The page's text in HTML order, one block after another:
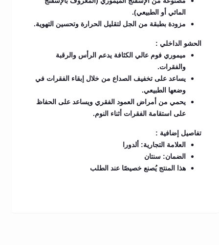
المائي أو الطبيعي).
مزودة بطبقة من الجل لتقليل الحرارة وتحسين التهوية.
الحشو الداخلي :
ميموري فوم عالي الكثافة يدعم الرأس والرقبة
والفقرات.
يساعد على تخفيف الصداع من خلال إبقاء الفقرات في
وضعها الطبيعي.
يحمي من أمراض العمود الفقري ويساعد على الحفاظ
على استقامة الفقرات أثناء النوم.
تفاصيل إضافية :
العلامة التجارية: ألدورا
الضمان: سنتان
هذا المنتج يُصنع خصيصًا عند الطلب